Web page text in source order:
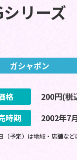
シリー
ガシャポン
格 200円(税
時期
2002年7
予定）は地域・店舗など